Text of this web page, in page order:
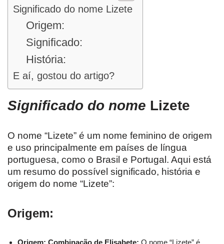
Significado do nome Lizete
Origem:
Significado:
História:
E aí, gostou do artigo?
Significado do nome Lizete
O nome “Lizete” é um nome feminino de origem
e uso principalmente em países de língua
portuguesa, como o Brasil e Portugal. Aqui está
um resumo do possível significado, história e
origem do nome “Lizete”:
Origem:
Origem: Combinação de Elisabete: O nome “Lizete” é